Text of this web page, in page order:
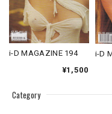
Category
i-D MAGAZINE 194
¥1,500
i-D